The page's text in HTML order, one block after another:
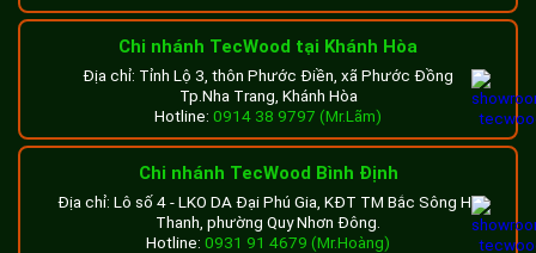
Chi nhánh TecWood tại Khánh Hòa
Địa chỉ: Tỉnh Lộ 3, thôn Phước Điền, xã Phước Đồng
Tp.Nha Trang, Khánh Hòa
Hotline: 0914 38 9797 (Mr.Lãm)
Chi nhánh TecWood Bình Định
Địa chỉ: Lô số 4 - LKO DA Đại Phú Gia, KĐT TM Bắc Sông Hà
Thanh, phường Quy Nhơn Đông.
Hotline: 0931 91 4679 (Mr.Hoàng)